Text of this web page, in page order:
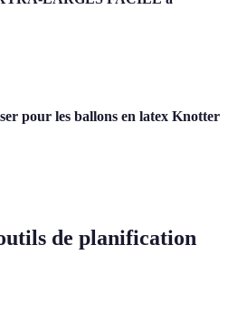
pour les ballons en latex Knotter
de planification